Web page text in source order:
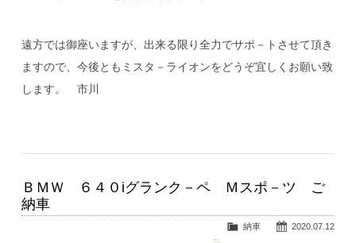
遠方では御座いますが、出来る限り全力でサポ－トさせて頂き
ますので、今後ともミスタ－ライオンをどうぞ宜しくお願い致
します。 市川
ＢＭＷ ６４０iグランク－ペ Ｍスポ－ツ ご
納車
2020.07.12
納車